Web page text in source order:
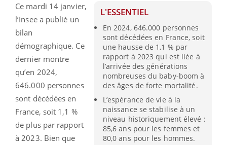
L'ESSENTIEL
En 2024, 646.000 personnes
sont décédées en France, soit
une hausse de 1,1 % par
rapport à 2023 qui est liée à
l’arrivée des générations
nombreuses du baby-boom à
des âges de forte mortalité.
L’espérance de vie à la
naissance se stabilise à un
niveau historiquement élevé :
85,6 ans pour les femmes et
80,0 ans pour les hommes.
Ce mardi 14 janvier,
l’Insee a publié un
bilan
démographique. Ce
dernier montre
qu’en 2024,
646.000 personnes
sont décédées en
France, soit 1,1 %
de plus par rapport
à 2023. Bien que